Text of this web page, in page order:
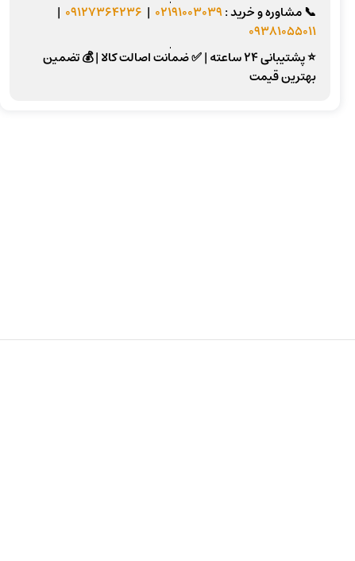
📞مشاوره و خرید :02191003039
|
09127364236
|
09381055011
⭐ پشتیبانی 24 ساعته
|✅ ضمانت اصالت کالا|💰 تضمین
بهترین قیمت